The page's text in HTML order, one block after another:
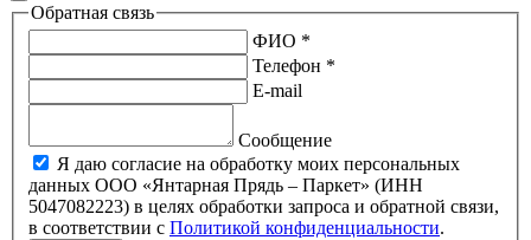
Обратная связь
ФИО *
Телефон *
E-mail
Сообщение
Я даю согласие на обработку моих персональных
данных ООО «Янтарная Прядь – Паркет» (ИНН
5047082223) в целях обработки запроса и обратной связи,
в соответствии с Политикой конфиденциальности.